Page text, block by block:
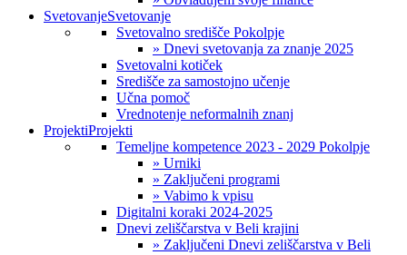
SvetovanjeSvetovanje
Svetovalno središče Pokolpje
» Dnevi svetovanja za znanje 2025
Svetovalni kotiček
Središče za samostojno učenje
Učna pomoč
Vrednotenje neformalnih znanj
ProjektiProjekti
Temeljne kompetence 2023 - 2029 Pokolpje
» Urniki
» Zaključeni programi
» Vabimo k vpisu
Digitalni koraki 2024-2025
Dnevi zeliščarstva v Beli krajini
» Zaključeni Dnevi zeliščarstva v Beli